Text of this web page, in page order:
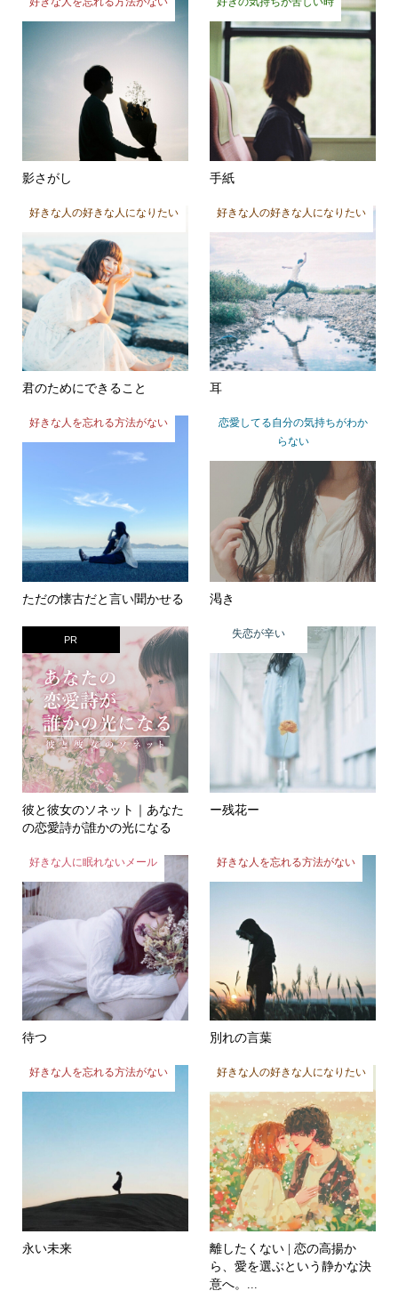
影さがし 手紙
好きな人の好きな人になりたい
君のためにできること
好きな人の好きな人になりたい
耳
好きな人を忘れる方法がない
ただの懐古だと言い聞かせる
恋愛してる自分の気持ちがわか
らない
渇き
PR
彼と彼女のソネット｜あなた
の恋愛詩が誰かの光になる
失恋が辛い
ー残花ー
好きな人に眠れないメール
待つ
好きな人を忘れる方法がない
別れの言葉
好きな人を忘れる方法がない
永い未来
好きな人の好きな人になりたい
離したくない | 恋の高揚か
ら、愛を選ぶという静かな決
意へ。...